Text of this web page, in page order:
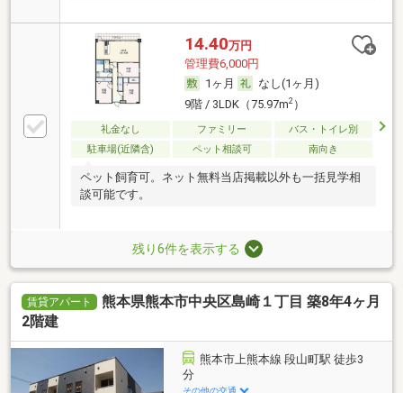
14.40万円
管理費6,000円
1ヶ月
なし(1ヶ月)
9階 / 3LDK（75.97m2）
礼金なし ファミリー
バス・トイレ別
駐車場(近隣含)
ペット相談可 南向き
ペット飼育可。ネット無料当店掲載以外も一括見学相
談可能です。
残り6件を表示する
賃貸アパート
熊本県熊本市中央区島崎１丁目 築8年4ヶ月
2階建
熊本市上熊本線 段山町駅 徒歩3
分
その他の交通